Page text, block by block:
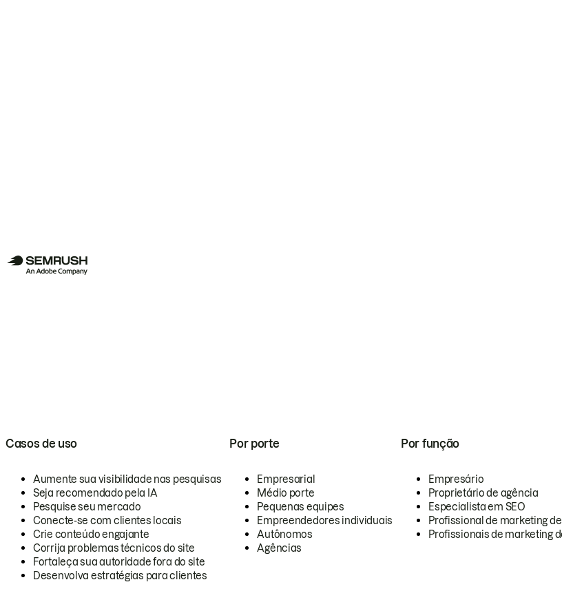
Casos de uso
Aumente sua visibilidade nas pesquisas
Seja recomendado pela IA
Pesquise seu mercado
Conecte-se com clientes locais
Crie conteúdo engajante
Corrija problemas técnicos do site
Fortaleça sua autoridade fora do site
Desenvolva estratégias para clientes
Por porte
Empresarial
Médio porte
Pequenas equipes
Empreendedores individuais
Autônomos
Agências
Por função
Empresário
Proprietário de agência
Especialista em SEO
Profissional de marketing
Profissionais de marketing